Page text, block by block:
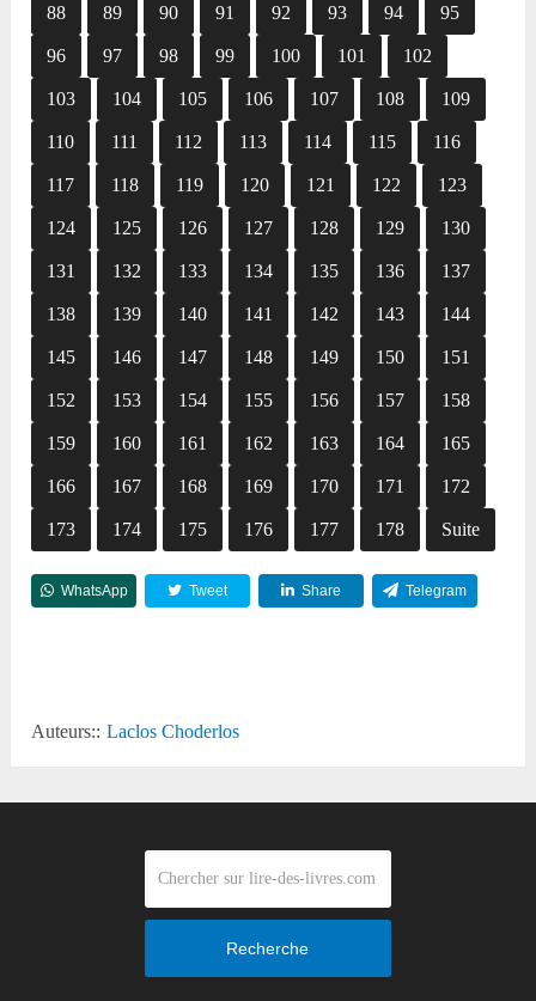
88 89 90 91 92 93 94 95
96 97 98 99 100 101 102
103 104 105 106 107 108 109
110 111 112 113 114 115 116
117 118 119 120 121 122 123
124 125 126 127 128 129 130
131 132 133 134 135 136 137
138 139 140 141 142 143 144
145 146 147 148 149 150 151
152 153 154 155 156 157 158
159 160 161 162 163 164 165
166 167 168 169 170 171 172
173 174 175 176 177 178 Suite
WhatsApp Tweet Share Telegram
Auteurs:: Laclos Choderlos
Recherche